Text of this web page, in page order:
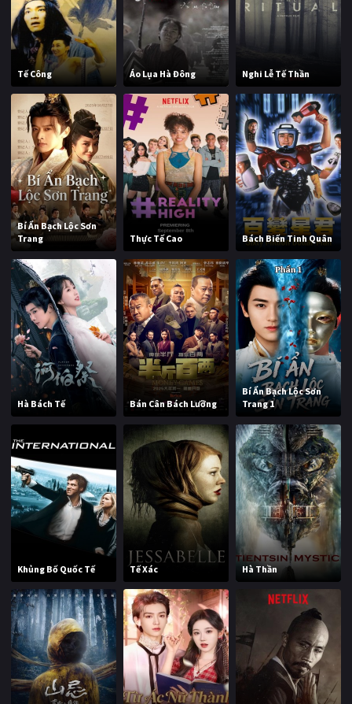
Tế Công Áo Lụa Hà Đông Nghi Lễ Tế Thần
Bí Ẩn Bạch Lộc Sơn
Trang
Thực Tế Cao Bách Biến Tinh Quân
Hà Bách Tế Bán Cân Bách Lưỡng
Bí Ẩn Bạch Lộc Sơn
Trang 1
Khủng Bố Quốc Tế Tế Xác Hà Thần